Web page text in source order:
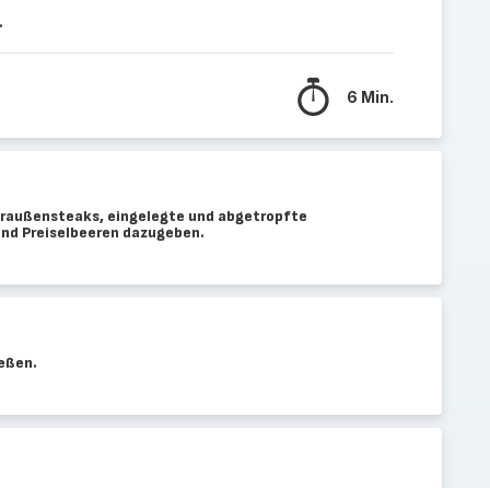
6 Min.
eingelegte und abgetropfte
Preiselbeeren dazugeben.